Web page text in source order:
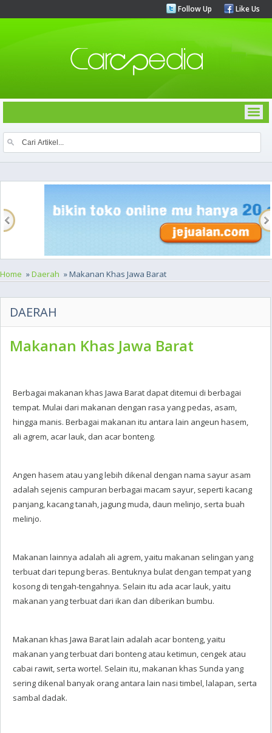
Follow Up Like Us
Home »Daerah » Makanan Khas Jawa Barat
DAERAH
Makanan Khas Jawa Barat
Berbagai makanan khas Jawa Barat dapat ditemui di berbagai
tempat. Mulai dari makanan dengan rasa yang pedas, asam,
hingga manis. Berbagai makanan itu antara lain angeun hasem,
ali agrem, acar lauk, dan acar bonteng.
Angen hasem atau yang lebih dikenal dengan nama sayur asam
adalah sejenis campuran berbagai macam sayur, seperti kacang
panjang, kacang tanah, jagung muda, daun melinjo, serta buah
melinjo.
Makanan lainnya adalah ali agrem, yaitu makanan selingan yang
terbuat dari tepung beras. Bentuknya bulat dengan tempat yang
kosong di tengah-tengahnya. Selain itu ada acar lauk, yaitu
makanan yang terbuat dari ikan dan diberikan bumbu.
Makanan khas Jawa Barat lain adalah acar bonteng, yaitu
makanan yang terbuat dari bonteng atau ketimun, cengek atau
cabai rawit, serta wortel. Selain itu, makanan khas Sunda yang
sering dikenal banyak orang antara lain nasi timbel, lalapan, serta
sambal dadak.